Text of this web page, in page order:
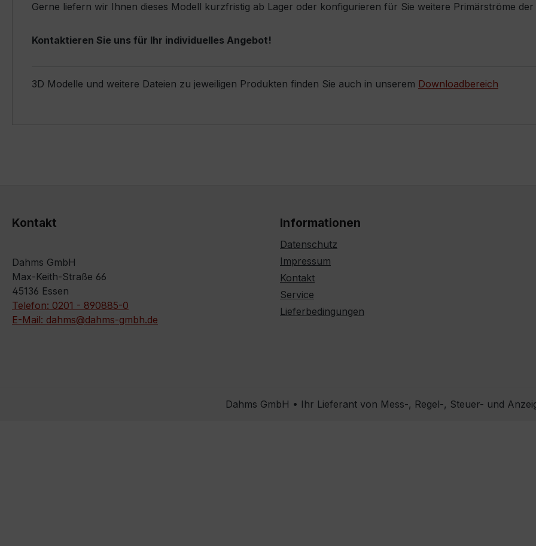
Gerne liefern wir Ihnen dieses Modell kurzfristig ab Lager oder konfigurieren für Sie weitere Primärströme der
Kontaktieren Sie uns für Ihr individuelles Angebot!
3D Modelle und weitere Dateien zu jeweiligen Produkten finden Sie auch in unserem Downloadbereich
Kontakt
Dahms GmbH
Max-Keith-Straße 66
45136 Essen
Telefon: 0201 - 890885-0
E-Mail: dahms@dahms-gmbh.de
Informationen
Datenschutz
Impressum
Kontakt
Service
Lieferbedingungen
Dahms GmbH • Ihr Lieferant von Mess-, Regel-, Steuer- und